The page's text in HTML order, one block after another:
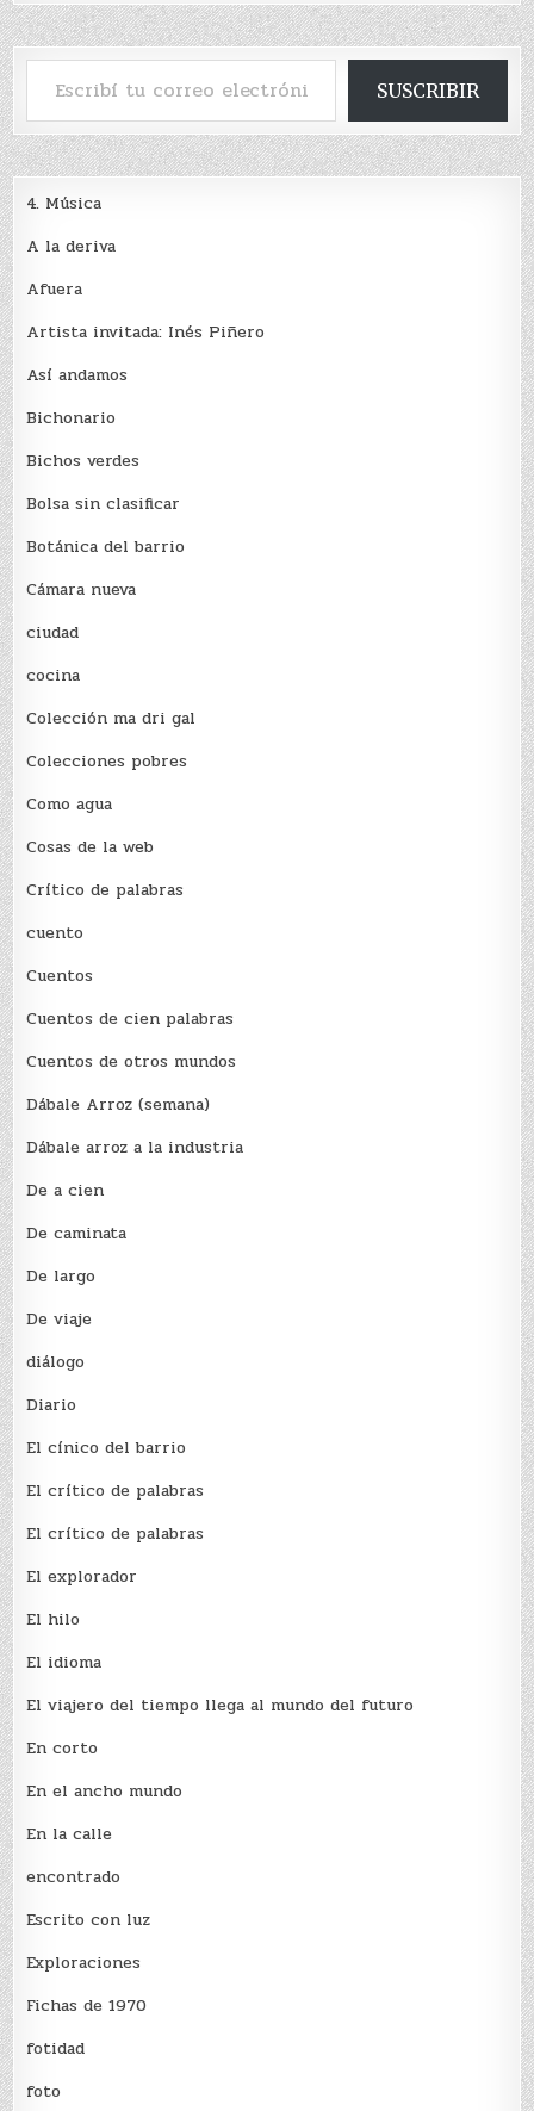
Escribí tu correo electrónico…
SUSCRIBIR
4. Música
A la deriva
Afuera
Artista invitada: Inés Piñero
Así andamos
Bichonario
Bichos verdes
Bolsa sin clasificar
Botánica del barrio
Cámara nueva
ciudad
cocina
Colección ma dri gal
Colecciones pobres
Como agua
Cosas de la web
Crítico de palabras
cuento
Cuentos
Cuentos de cien palabras
Cuentos de otros mundos
Dábale Arroz (semana)
Dábale arroz a la industria
De a cien
De caminata
De largo
De viaje
diálogo
Diario
El cínico del barrio
El crí­tico de palabras
El crí­tico de palabras
El explorador
El hilo
El idioma
El viajero del tiempo llega al mundo del futuro
En corto
En el ancho mundo
En la calle
encontrado
Escrito con luz
Exploraciones
Fichas de 1970
fotidad
foto